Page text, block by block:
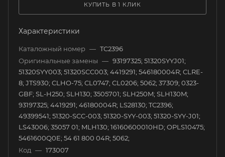
КУПИТЬ В 1 КЛИК
Характеристики
Каталожный номер — TC2396
Оригинальные замены — 93197325; 51320SYYJ01;
51320SYY003; 51320SCC003; 4419291; 546180004R; CLRE-
8; JTS930; CLHO-75; CL0747; CL0206; 5062; 37309; 0323-
GBF; SL-H250; SLH130; 3505701; SLH250M; SLH130M;
93197325; 4419291; 46180004R; LS28130; TC2396;
49399541; 51320-SCC-003; 51320-SYY-003; 51320-SYY-J01;
LS43006; 35057 01; MLH130; 16160600010HD; OPLS10475;
5461600Q0E; 54 61 800 04R; 5062;
Код — 173007